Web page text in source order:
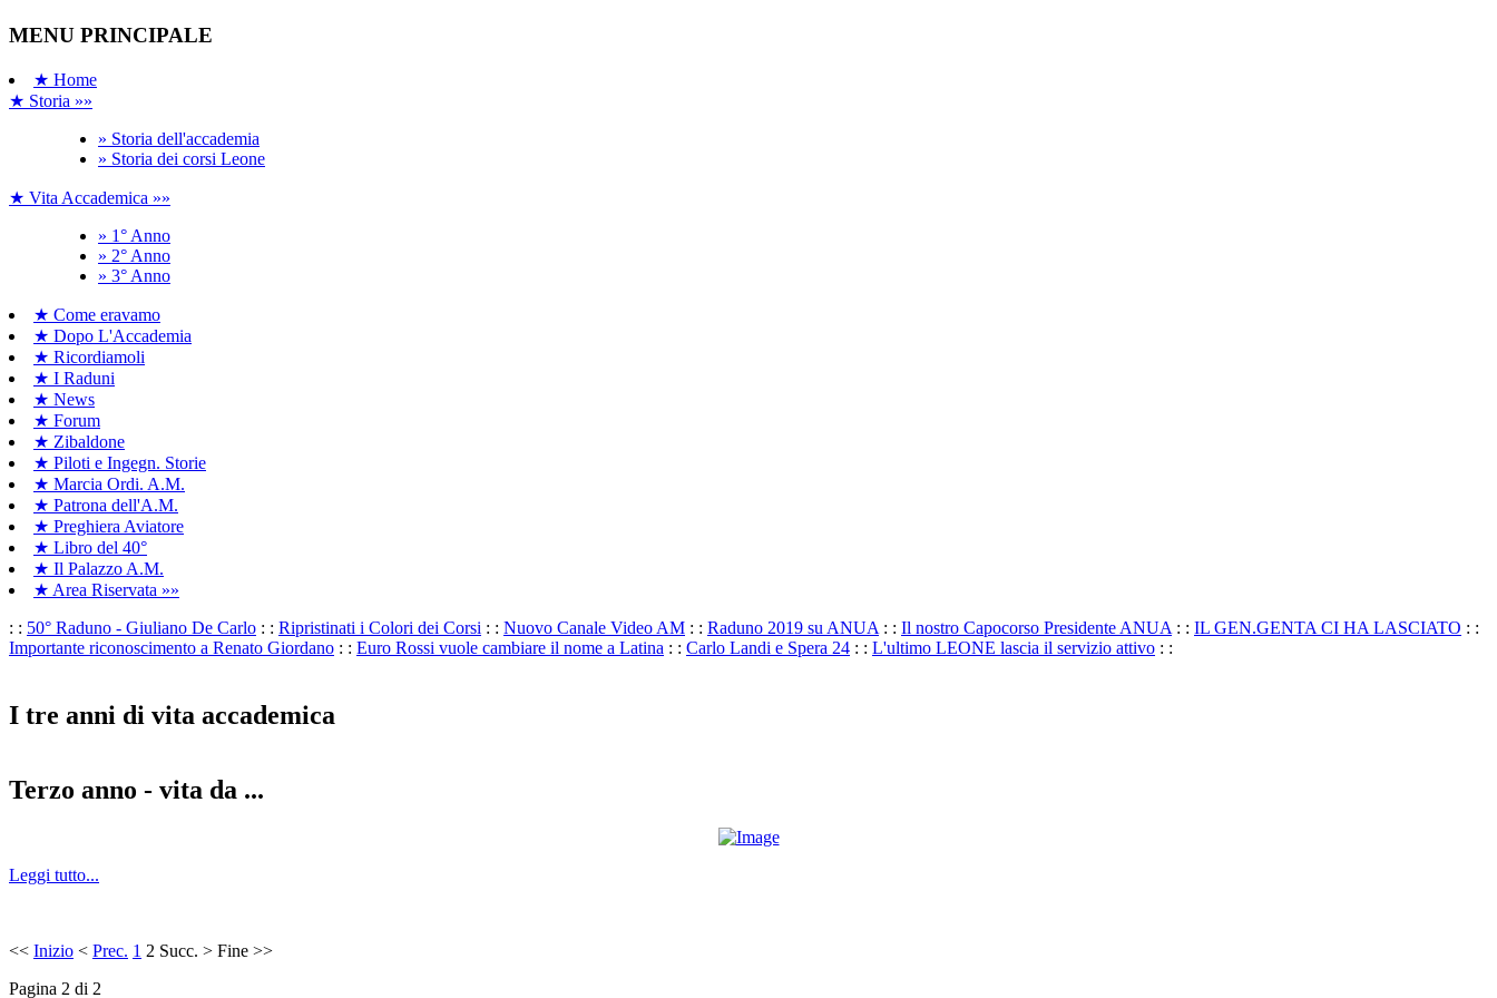
MENU PRINCIPALE
★ Home
★ Storia »»
» Storia dell'accademia
» Storia dei corsi Leone
★ Vita Accademica »»
» 1° Anno
» 2° Anno
» 3° Anno
★ Come eravamo
★ Dopo L'Accademia
★ Ricordiamoli
★ I Raduni
★ News
★ Forum
★ Zibaldone
★ Piloti e Ingegn. Storie
★ Marcia Ordi. A.M.
★ Patrona dell'A.M.
★ Preghiera Aviatore
★ Libro del 40°
★ Il Palazzo A.M.
★ Area Riservata »»
: : 50° Raduno - Giuliano De Carlo : : Ripristinati i Colori dei Corsi : : Nuovo Canale Video AM : : Raduno 2019 su ANUA : : Il nostro Capocorso Presidente ANUA : : IL GEN.GENTA CI HA LASCIATO : :
Importante riconoscimento a Renato Giordano : : Euro Rossi vuole cambiare il nome a Latina : : Carlo Landi e Spera 24 : : L'ultimo LEONE lascia il servizio attivo : :
I tre anni di vita accademica
Terzo anno - vita da ...
Leggi tutto...
<< Inizio < Prec. 1 2 Succ. > Fine >>
Pagina 2 di 2